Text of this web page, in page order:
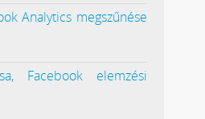
Analytics megszűnése
Facebook elemzési